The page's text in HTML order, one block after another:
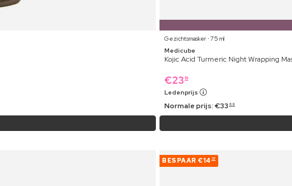
Gezichtsmasker ⋅ 75 ml
Medicube
Kojic Acid Turmeric Night Wrapping
€23 19
Ledenprijs
Normale prijs:€33 69
BESPAAR €14 37